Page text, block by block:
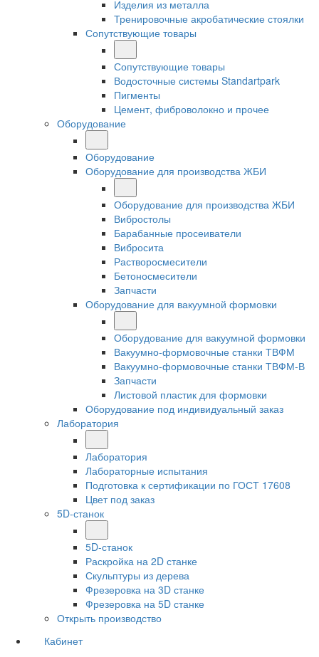
Изделия из металла
Тренировочные акробатические стоялки
Сопутствующие товары
Сопутствующие товары
Водосточные системы Standartpark
Пигменты
Цемент, фиброволокно и прочее
Оборудование
Оборудование
Оборудование для производства ЖБИ
Оборудование для производства ЖБИ
Вибростолы
Барабанные просеиватели
Вибросита
Растворосмесители
Бетоносмесители
Запчасти
Оборудование для вакуумной формовки
Оборудование для вакуумной формовки
Вакуумно-формовочные станки ТВФМ
Вакуумно-формовочные станки ТВФМ-В
Запчасти
Листовой пластик для формовки
Оборудование под индивидуальный заказ
Лаборатория
Лаборатория
Лабораторные испытания
Подготовка к сертификации по ГОСТ 17608
Цвет под заказ
5D-станок
5D-станок
Раскройка на 2D станке
Скульптуры из дерева
Фрезеровка на 3D станке
Фрезеровка на 5D станке
Открыть производство
Кабинет